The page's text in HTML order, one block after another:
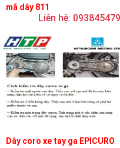
mã dây 811
Liên hệ:
Dây coro xe tay ga EPICURO